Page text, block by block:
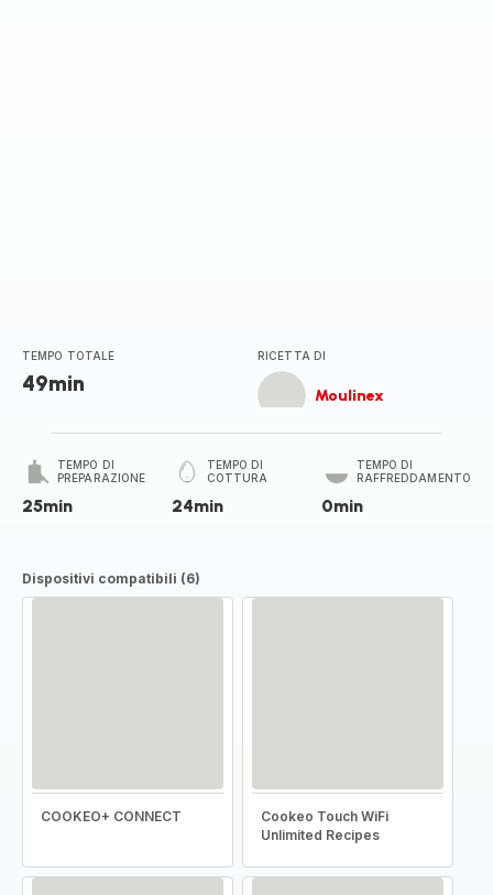
TEMPO TOTALE
49min
RICETTA DI
Moulinex
TEMPO DI
PREPARAZIONE
25min
TEMPO DI
COTTURA
24min
TEMPO DI
RAFFREDDAMENTO
0min
Dispositivi compatibili (6)
COOKEO+ CONNECT
Cookeo Touch WiFi
Unlimited Recipes